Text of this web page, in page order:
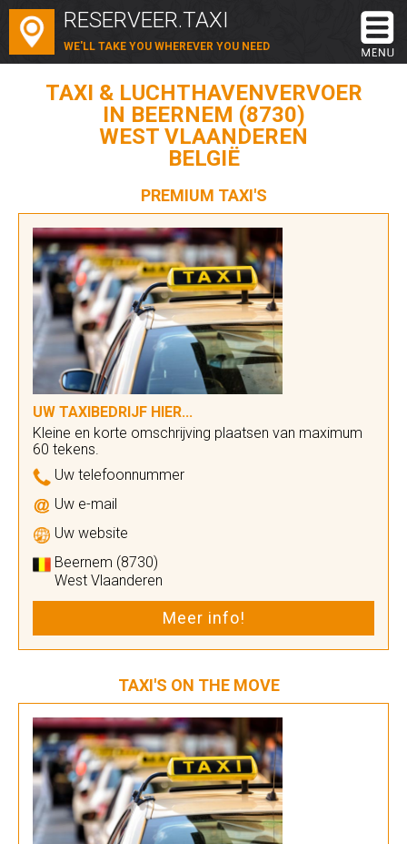
RESERVEER.TAXI
WE'LL TAKE YOU WHEREVER YOU NEED
TAXI & LUCHTHAVENVERVOER
IN BEERNEM (8730)
WEST VLAANDEREN
BELGIË
PREMIUM TAXI'S
UW TAXIBEDRIJF HIER...
Kleine en korte omschrijving plaatsen van maximum
60 tekens.
Uw telefoonnummer
Uw e-mail
Uw website
Beernem (8730)
West Vlaanderen
Meer info!
TAXI'S ON THE MOVE